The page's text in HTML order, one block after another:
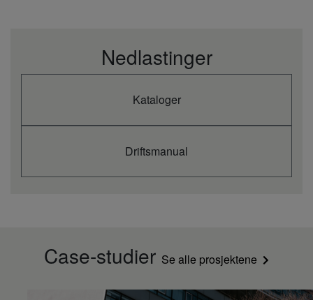
Nedlastinger
Kataloger
Driftsmanual
Case-studier Se alle prosjektene